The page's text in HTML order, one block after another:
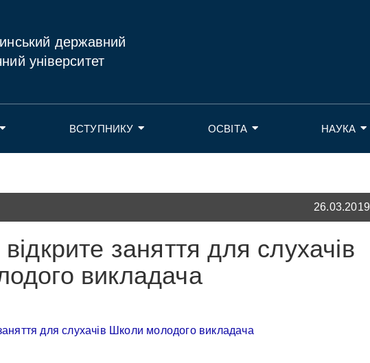
державний
університет
ВСТУПНИКУ ОСВІТА НАУКА
26.03.2019
заняття для слухачів
викладача